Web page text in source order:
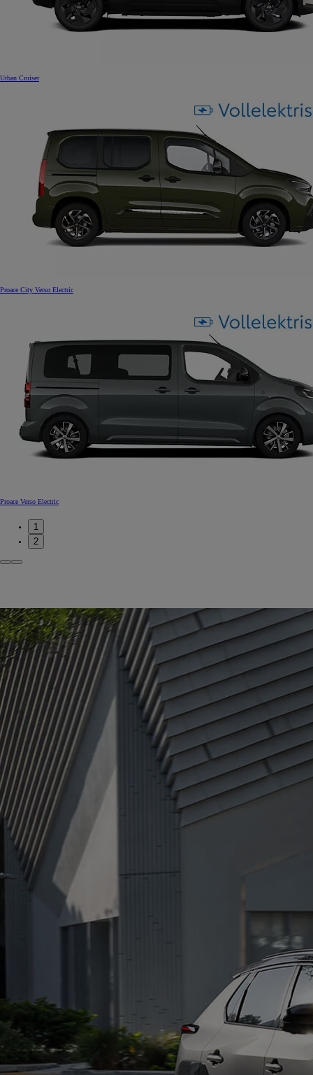
Urban Cruiser
Proace City Verso Electric
Proace Verso Electric
1
2